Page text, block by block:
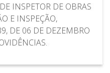
INSPETOR DE OBRAS
E INSPEÇÃO,
DE 06 DE DEZEMBRO